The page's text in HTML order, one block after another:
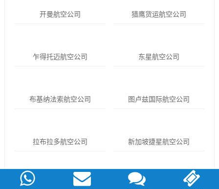
开曼航空公司 猎鹰货运航空公司
乍得托迈航空公司 东星航空公司
布基纳法索航空公司 图卢兹国际航空公司
拉布拉多航空公司 新加坡捷星航空公司